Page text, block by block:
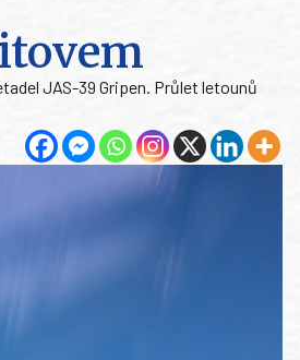
JAS-39 Gripen. Průlet letounů